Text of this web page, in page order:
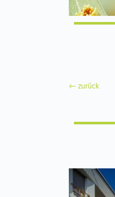
←zurück